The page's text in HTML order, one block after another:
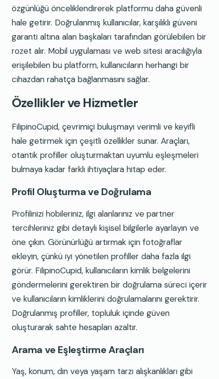
özgünlüğü önceliklendirerek platformu daha güvenli
hale getirir. Doğrulanmış kullanıcılar, karşılıklı güveni
garanti altına alan başkaları tarafından görülebilen bir
rozet alır. Mobil uygulaması ve web sitesi aracılığıyla
erişilebilen bu platform, kullanıcıların herhangi bir
cihazdan rahatça bağlanmasını sağlar.
Özellikler ve Hizmetler
FilipinoCupid, çevrimiçi buluşmayı verimli ve keyifli
hale getirmek için çeşitli özellikler sunar. Araçları,
otantik profiller oluşturmaktan uyumlu eşleşmeleri
bulmaya kadar farklı ihtiyaçlara hitap eder.
Profil Oluşturma ve Doğrulama
Profilinizi hobileriniz, ilgi alanlarınız ve partner
tercihleriniz gibi detaylı kişisel bilgilerle ayarlayın ve
öne çıkın. Görünürlüğü artırmak için fotoğraflar
ekleyin, çünkü iyi yönetilen profiller daha fazla ilgi
görür. FilipinoCupid, kullanıcıların kimlik belgelerini
göndermelerini gerektiren bir doğrulama süreci içerir
ve kullanıcıların kimliklerini doğrulamalarını gerektirir.
Doğrulanmış profiller, topluluk içinde güven
oluşturarak sahte hesapları azaltır.
Arama ve Eşleştirme Araçları
Yaş, konum, din veya yaşam tarzı alışkanlıkları gibi